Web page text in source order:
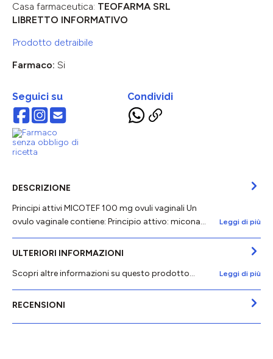
Casa farmaceutica: TEOFARMA SRL
LIBRETTO INFORMATIVO
Prodotto detraibile
Farmaco: Si
Seguici su Condividi
DESCRIZIONE
Principi attivi MICOTEF 100 mg ovuli vaginali Un
ovulo vaginale contiene: Principio attivo: micona…
Leggi di più
ULTERIORI INFORMAZIONI
Scopri altre informazioni su questo prodotto...
Leggi di più
RECENSIONI